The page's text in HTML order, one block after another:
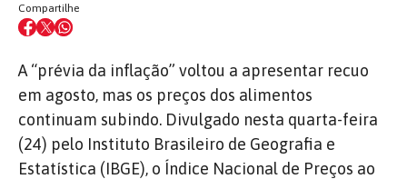
Compartilhe
A “prévia da inflação” voltou a apresentar recuo
em agosto, mas os preços dos alimentos
continuam subindo. Divulgado nesta quarta-feira
(24) pelo Instituto Brasileiro de Geografia e
Estatística (IBGE), o Índice Nacional de Preços ao